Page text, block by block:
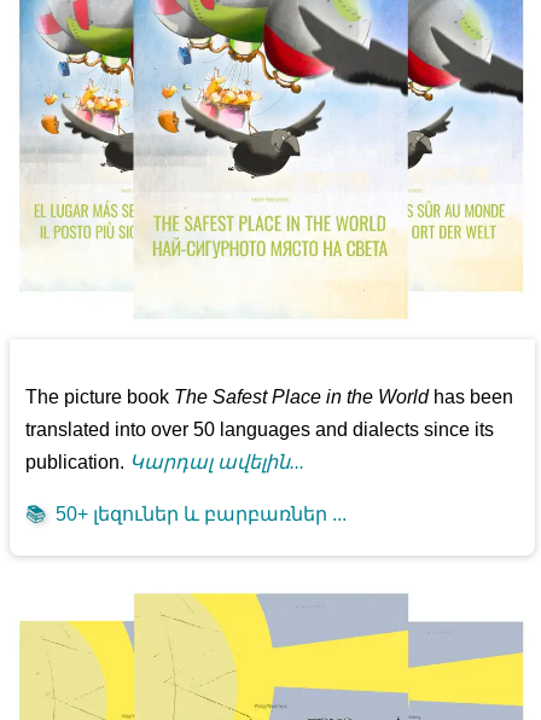
The picture book The Safest Place in the Worldhas been
translated into over 50 languages and dialects since its
publication. Կարդալ ավելին...
📚 50+ լեզուներ և բարբառներ ...